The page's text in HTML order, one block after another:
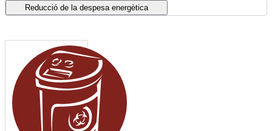
Reducció de la despesa energètica